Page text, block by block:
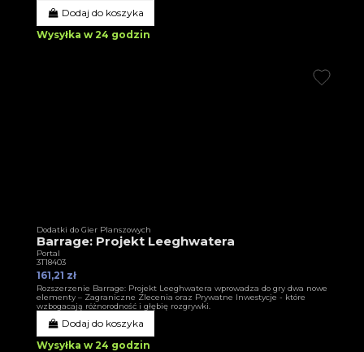
Dodaj do koszyka
Wysyłka w 24 godzin
Dodatki do Gier Planszowych
Barrage: Projekt Leeghwatera
Portal
3T18403
161,21 zł
Rozszerzenie Barrage: Projekt Leeghwatera wprowadza do gry dwa nowe
elementy – Zagraniczne Zlecenia oraz Prywatne Inwestycje - które
wzbogacają różnorodność i głębię rozgrywki.
Dodaj do koszyka
Wysyłka w 24 godzin